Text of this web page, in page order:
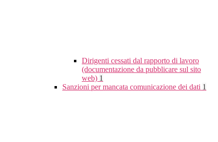
Dirigenti cessati dal rapporto di lavoro
(documentazione da pubblicare sul sito
web) 1
Sanzioni per mancata comunicazione dei dati 1